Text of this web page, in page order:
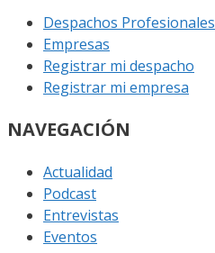
Despachos Profesionales
Empresas
Registrar mi despacho
Registrar mi empresa
NAVEGACIÓN
Actualidad
Podcast
Entrevistas
Eventos